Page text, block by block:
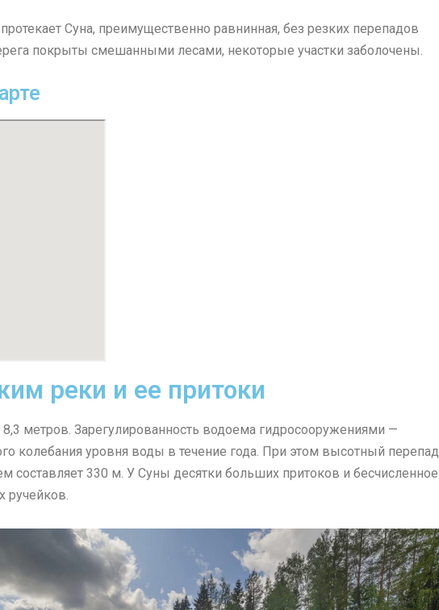
Суна, преимущественно равнинная, без резких перепадов
покрыты смешанными лесами, некоторые участки заболочены.
реки и ее притоки
8,3 метров. Зарегулированность водоема гидросооружениями —
колебания уровня воды в течение года. При этом высотный перепад
составляет 330 м. У Суны десятки больших притоков и бесчисленное
ручейков.